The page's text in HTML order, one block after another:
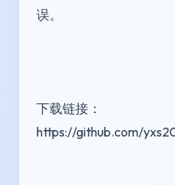
误。
下载链接：
https://github.com/